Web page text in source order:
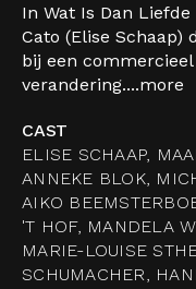
In Wat Is Dan
Cato (Elise
bij een
verandering....more
CAST
ELISE SCHAAP,
ANNEKE BLOK,
AIKO
'T HOF, MANDELA
MARIE-LOUISE
SCHUMACHER,